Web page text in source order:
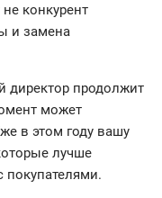
конкурент
и замена
директор продолжит
может
в этом году вашу
лучше